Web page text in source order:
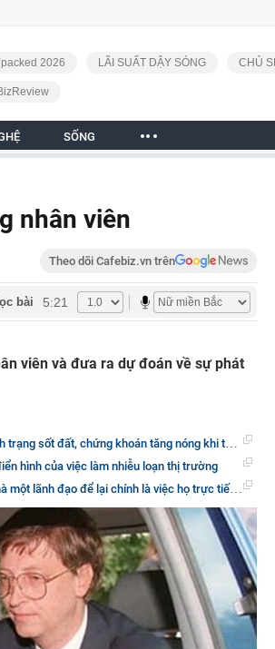
2026 LÃI SUẤT DẬY SÓNG CHỦ
SỐNG
nhân viên
Theo dõi Cafebiz.vn trên
bài 5:21
viên và đưa ra dự đoán về sự phát
khoán tăng nóng khi thảo luận về gói kích thích kinh tế
hình của việc làm nhiễu loạn thị trường
lại chính là việc họ trực tiếp bắt tay làm một điều gì đó